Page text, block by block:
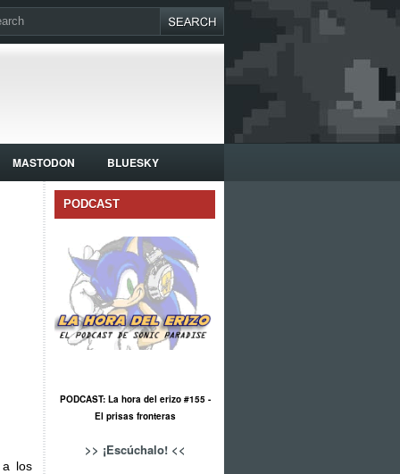
MASTODON BLUESKY
a los
PODCAST
PODCAST: La hora del erizo #155 -
El prisas fronteras
>> ¡Escúchalo! <<